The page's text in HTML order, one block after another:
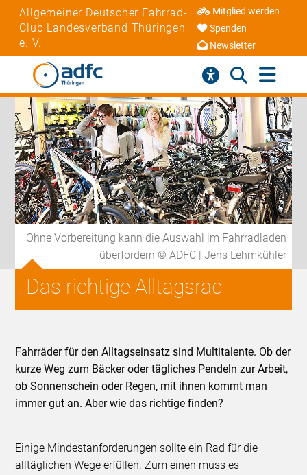
Allgemeiner Deutscher Fahrrad-
Club Landesverband Thüringen
e. V.
Mitglied werden
Spenden
Newsletter
Ohne Vorbereitung kann die Auswahl im Fahrradladen
überfordern © ADFC | Jens Lehmkühler
Das richtige Alltagsrad
Fahrräder für den Alltagseinsatz sind Multitalente. Ob der
kurze Weg zum Bäcker oder tägliches Pendeln zur Arbeit,
ob Sonnenschein oder Regen, mit ihnen kommt man
immer gut an. Aber wie das richtige finden?
Einige Mindestanforderungen sollte ein Rad für die
alltäglichen Wege erfüllen. Zum einen muss es